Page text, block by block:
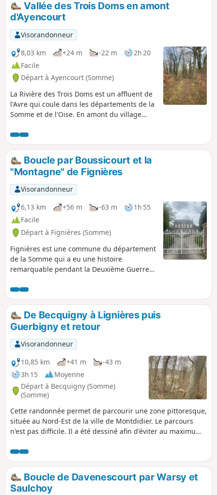
Vallée des Trois Doms en amont
d'Ayencourt
Visorandonneur
8,03 km
+24 m -22 m
2h 20
Facile
Départ à Ayencourt (Somme)
La Rivière des Trois Doms est un affluent de
l'Avre qui coule dans les départements de la
Somme et de l'Oise. En amont du village
boisée. Parcourir cette vallée permet
d’effectuer une randonnée particulièrement
bucolique, essentiellement dans une
ripisylve.Boucle par Boussicourt et la
"Montagne" de Fignières
Visorandonneur
6,13 km
+56 m -63 m
1h 55
Facile
Départ à Fignières (Somme)
Fignières est une commune du département
de la Somme qui a eu une histoire
remarquable pendant la Deuxième Guerre
Montdidier – Fignières qui fut agrandi par la
Luftwaffe. Aujourd’hui, l’attraction principale
est la « Montagne de Fignières », appelée
aussi « Le Larris du Brûlé ». Il s’agit d’une
pelouse calcaire remarquable (un « larris »
en picard). La gestion de ce patrimoine
naturel est assurée par le Conservatoire des
Espaces Naturels des Hauts de France. La
vue du haut du site est remarquable. En été,
la flore et l’entomofaune du chemin sont très
diverses.
De Becquigny à Lignières puis
Guerbigny et retour
Visorandonneur
10,85 km
+41 m
-43 m
3h 15
Moyenne
Départ à Becquigny (Somme)
(Somme)
Cette randonnée permet de parcourir une zone pittoresque,
située au Nord-Est de la ville de Montdidier. Le parcours
n'est pas difficile. Il a été dessiné afin d'éviter au maximum
une circulation importante. Restant en plaine, il fait le tour
du bois des Flavignes et du bois de Guerbigny.
Boucle de Davenescourt par Warsy et
Saulchoy